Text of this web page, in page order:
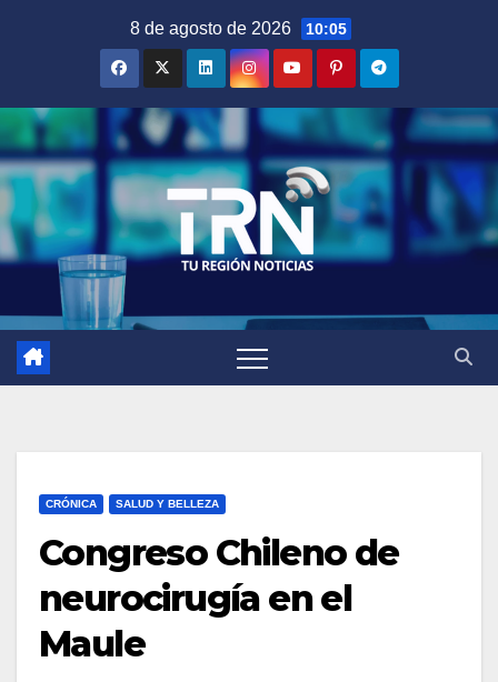
8 de agosto de 2026 10:05
CRÓNICA SALUD Y BELLEZA
Congreso Chileno de
neurocirugía en el
Maule